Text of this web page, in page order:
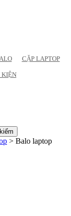
CẶP LAPTOP
KIỆN
> Balo laptop